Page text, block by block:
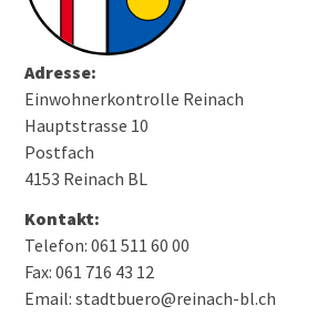
Adresse:
Einwohnerkontrolle Reinach
Hauptstrasse 10
Postfach
4153 Reinach BL
Kontakt:
Telefon: 061 511 60 00
Fax: 061 716 43 12
Email: stadtbuero@reinach-bl.ch